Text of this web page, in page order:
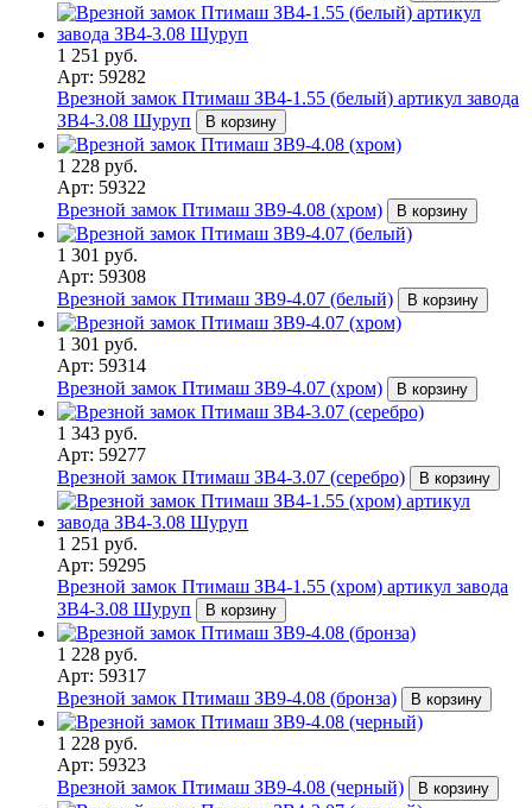
1 251 руб.
Арт: 59282
Врезной замок Птимаш ЗВ4-1.55 (белый) артикул завода
ЗВ4-3.08 Шуруп
В корзину
1 228 руб.
Арт: 59322
Врезной замок Птимаш ЗВ9-4.08 (хром)
В корзину
1 301 руб.
Арт: 59308
Врезной замок Птимаш ЗВ9-4.07 (белый)
В корзину
1 301 руб.
Арт: 59314
Врезной замок Птимаш ЗВ9-4.07 (хром)
В корзину
1 343 руб.
Арт: 59277
Врезной замок Птимаш ЗВ4-3.07 (серебро)
В корзину
1 251 руб.
Арт: 59295
Врезной замок Птимаш ЗВ4-1.55 (хром) артикул завода
ЗВ4-3.08 Шуруп
В корзину
1 228 руб.
Арт: 59317
Врезной замок Птимаш ЗВ9-4.08 (бронза)
В корзину
1 228 руб.
Арт: 59323
Врезной замок Птимаш ЗВ9-4.08 (черный)
В корзину